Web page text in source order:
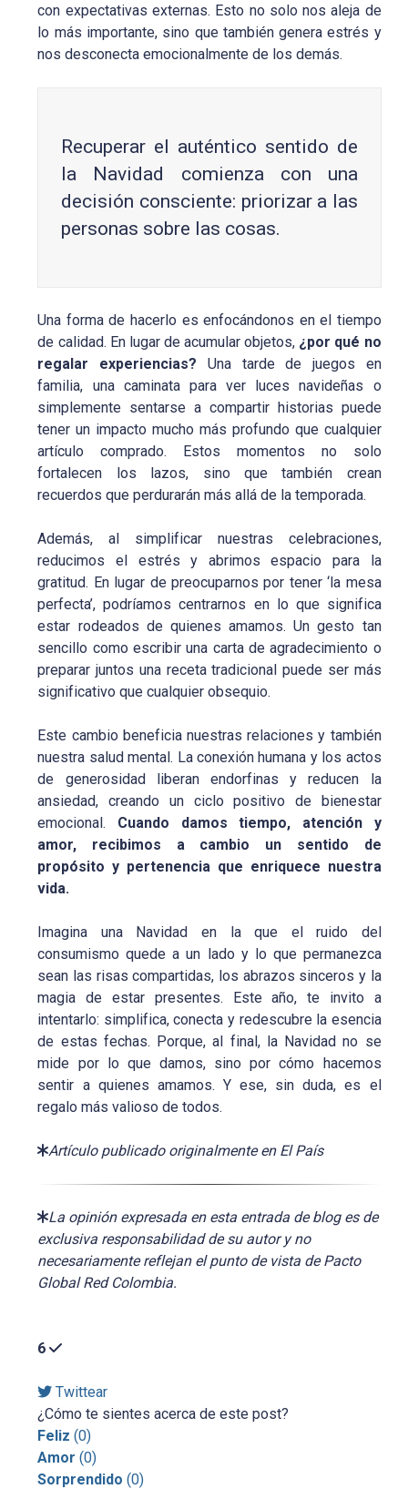
con expectativas externas. Esto no solo nos aleja de
lo más importante, sino que también genera estrés y
nos desconecta emocionalmente de los demás.
Recuperar el auténtico sentido de
la Navidad comienza con una
decisión consciente: priorizar a las
personas sobre las cosas.
Una forma de hacerlo es enfocándonos en el tiempo
de calidad. En lugar de acumular objetos, ¿por qué no
regalar experiencias? Una tarde de juegos en
familia, una caminata para ver luces navideñas o
simplemente sentarse a compartir historias puede
tener un impacto mucho más profundo que cualquier
artículo comprado. Estos momentos no solo
fortalecen los lazos, sino que también crean
recuerdos que perdurarán más allá de la temporada.
Además, al simplificar nuestras celebraciones,
reducimos el estrés y abrimos espacio para la
gratitud. En lugar de preocuparnos por tener ‘la mesa
perfecta’, podríamos centrarnos en lo que significa
estar rodeados de quienes amamos. Un gesto tan
sencillo como escribir una carta de agradecimiento o
preparar juntos una receta tradicional puede ser más
significativo que cualquier obsequio.
Este cambio beneficia nuestras relaciones y también
nuestra salud mental. La conexión humana y los actos
de generosidad liberan endorfinas y reducen la
ansiedad, creando un ciclo positivo de bienestar
emocional. Cuando damos tiempo, atención y
amor, recibimos a cambio un sentido de
propósito y pertenencia que enriquece nuestra
vida.
Imagina una Navidad en la que el ruido del
consumismo quede a un lado y lo que permanezca
sean las risas compartidas, los abrazos sinceros y la
magia de estar presentes. Este año, te invito a
intentarlo: simplifica, conecta y redescubre la esencia
de estas fechas. Porque, al final, la Navidad no se
mide por lo que damos, sino por cómo hacemos
sentir a quienes amamos. Y ese, sin duda, es el
regalo más valioso de todos.
Artículo publicado originalmente en El País
La opinión expresada en esta entrada de blog es de
exclusiva responsabilidad de su autor y no
necesariamente reflejan el punto de vista de Pacto
Global Red Colombia.
6
Twittear
¿Cómo te sientes acerca de este post?
Feliz (0)
Amor (0)
Sorprendido (0)